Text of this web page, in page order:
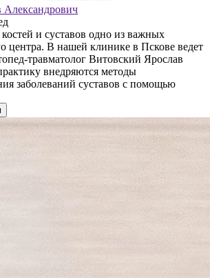
Александрович
и суставов одно из важных
центра. В нашей клинике в Пскове ведет
травматолог Витовский Ярослав
внедряются методы
заболеваний суставов с помощью